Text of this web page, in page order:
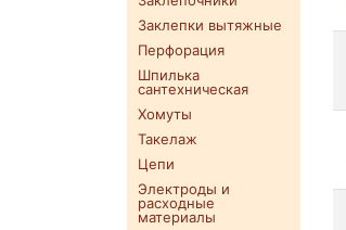
Заклепки вытяжные
Перфорация
Шпилька
сантехническая
Хомуты
Такелаж
Цепи
Электроды и
расходные
материалы